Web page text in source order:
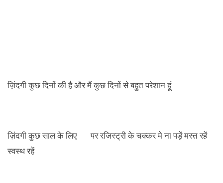
ज़िंदगी कुछ दिनों की है और मैं कुछ दिनों से बहुत परेशान हूं
ज़िंदगी कुछ साल के लिए पर रजिस्ट्री के चक्कर मे ना पड़ें मस्त रहें
स्वस्थ रहें